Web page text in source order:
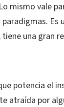
mismo vale
Es
una gran
potencia el
atraída por